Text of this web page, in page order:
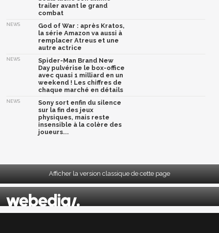
trailer avant le grand
combat
NEWS
God of War : après Kratos,
la série Amazon va aussi à
remplacer Atreus et une
autre actrice
NEWS
Spider-Man Brand New
Day pulvérise le box-office
avec quasi 1 milliard en un
weekend ! Les chiffres de
chaque marché en détails
NEWS
Sony sort enfin du silence
sur la fin des jeux
physiques, mais reste
insensible à la colère des
joueurs...
Afficher la version classique de cette page